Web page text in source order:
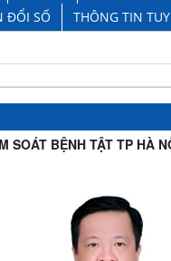
ĐỔI SỐ
THÔNG TIN
SOÁT BỆNH TẬT TP HÀ